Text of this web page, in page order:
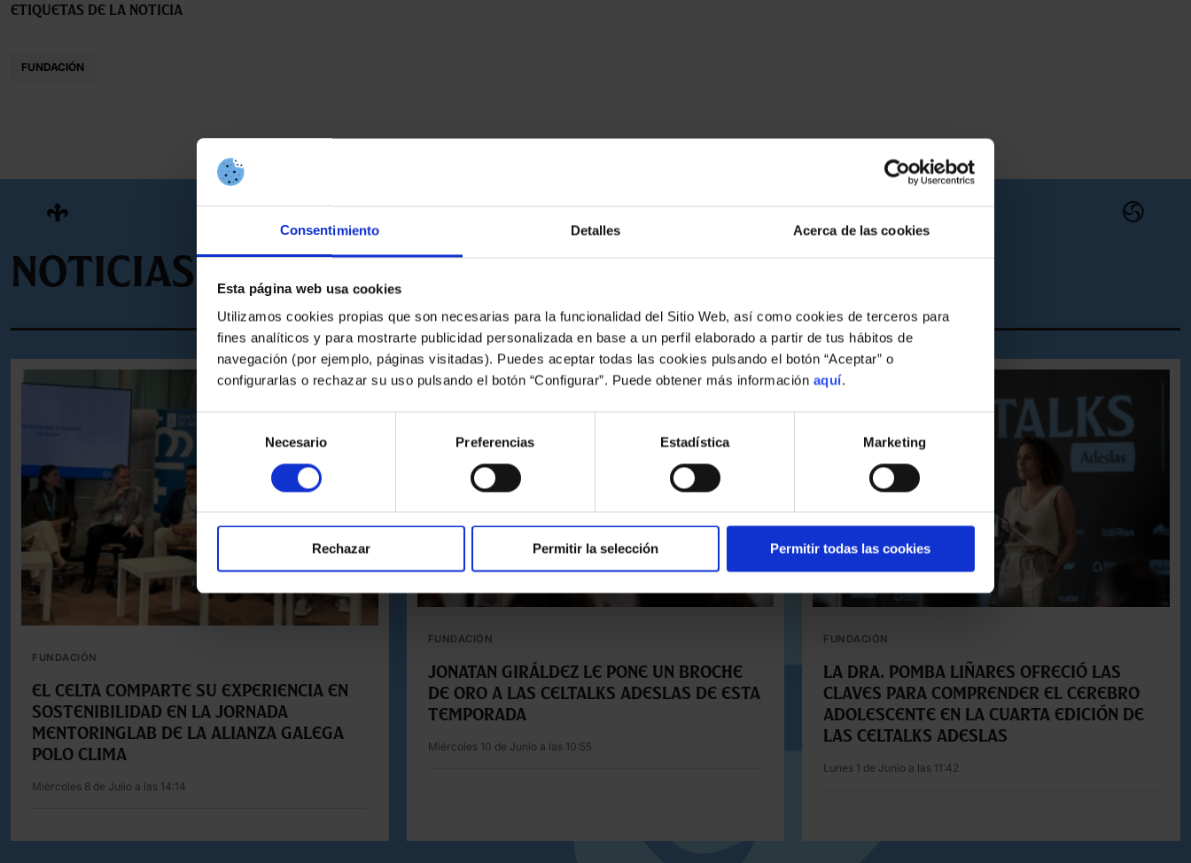
Consentimiento Detalles Acerca de las cookies
Esta página web usa cookies
Utilizamos cookies propias que son necesarias para la funcionalidad del Sitio Web, así como cookies de terceros para
fines analíticos y para mostrarte publicidad personalizada en base a un perfil elaborado a partir de tus hábitos de
navegación (por ejemplo, páginas visitadas). Puedes aceptar todas las cookies pulsando el botón “Aceptar” o
configurarlas o rechazar su uso pulsando el botón “Configurar”. Puede obtener más información aquí.
consentimiento
Necesario Preferencias Estadística Marketing
Rechazar Permitir la selección Permitir todas las cookies
Etiquetas de la noticia
FUNDACIÓN
Noticias que pueden interesarte
FUNDACIÓN
El Celta comparte su experiencia en
sostenibilidad en la jornada
MentoringLAB de la Alianza Galega
polo Clima
Miércoles 8 de Julio a las 14:14
FUNDACIÓN
JONATAN GIRÁLDEZ LE PONE UN BROCHE
DE ORO A LAS CELTALKS ADESLAS DE ESTA
TEMPORADA
Miércoles 10 de Junio a las 10:55
FUNDACIÓN
La Dra. Pomba Liñares ofreció las
claves para comprender el cerebro
adolescente en la cuarta edición de
las Celtalks Adeslas
Lunes 1 de Junio a las 11:42